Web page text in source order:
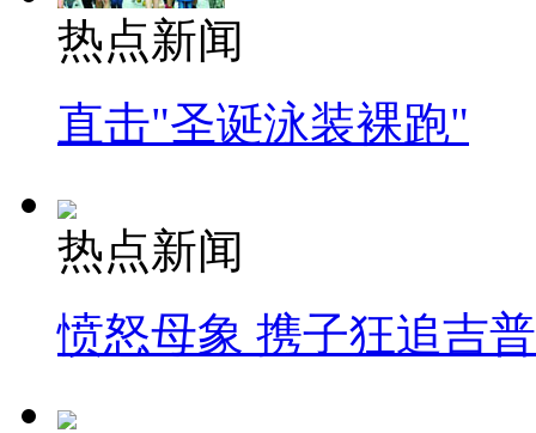
热点新闻
直击"圣诞泳装裸跑"
热点新闻
愤怒母象 携子狂追吉